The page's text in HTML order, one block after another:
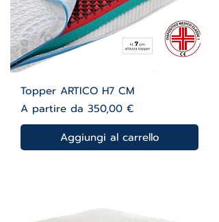
Topper ARTICO H7 CM
A partire da 350,00 €
Prezzo scontato
Aggiungi al carrello